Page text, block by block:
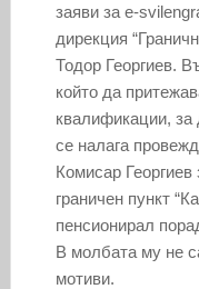
заяви за e-
дирекция
Тодор Георгиев.
който да
квалификации,
се налага
Комисар
граничен пункт
пенсионирал
В молбата му не
мотиви.